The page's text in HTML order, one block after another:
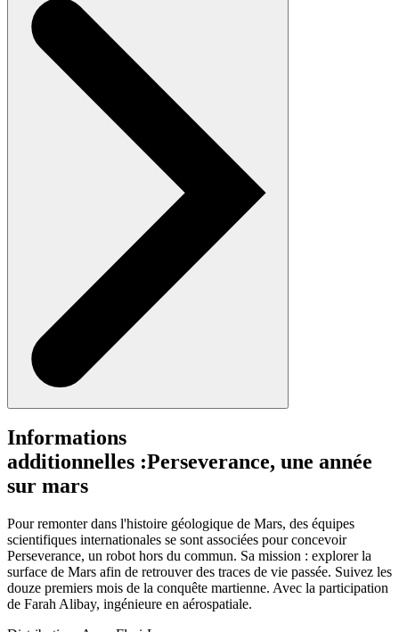
Informations
additionnelles :Perseverance, une année
sur mars
Pour remonter dans l'histoire géologique de Mars, des équipes
scientifiques internationales se sont associées pour concevoir
Perseverance, un robot hors du commun. Sa mission : explorer la
surface de Mars afin de retrouver des traces de vie passée. Suivez les
douze premiers mois de la conquête martienne. Avec la participation
de Farah Alibay, ingénieure en aérospatiale.